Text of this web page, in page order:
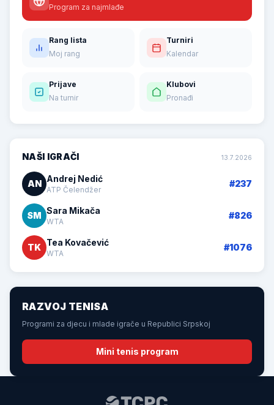
Program za najmlađe
Rang lista
Moj rang
Turniri
Kalendar
Prijave
Na turnir
Klubovi
Pronađi
NAŠI IGRAČI 13.7.2026
AN Andrej Nedić
ATP Čelendžer
#237
SM Sara Mikača
WTA
#826
TK Tea Kovačević
WTA
#1076
RAZVOJ TENISA
Programi za djecu i mlade igrače u Republici Srpskoj
Mini tenis program